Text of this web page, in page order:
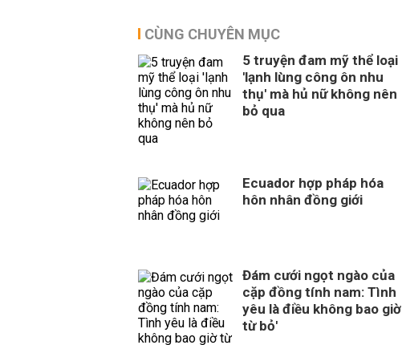
CÙNG CHUYÊN MỤC
5 truyện đam mỹ thể loại
'lạnh lùng công ôn nhu
thụ' mà hủ nữ không nên
bỏ qua
Ecuador hợp pháp hóa
hôn nhân đồng giới
Đám cưới ngọt ngào của
cặp đồng tính nam: Tình
yêu là điều không bao giờ
từ bỏ'